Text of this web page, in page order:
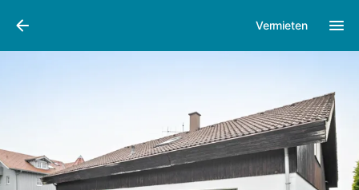
Vermieten
Bilder